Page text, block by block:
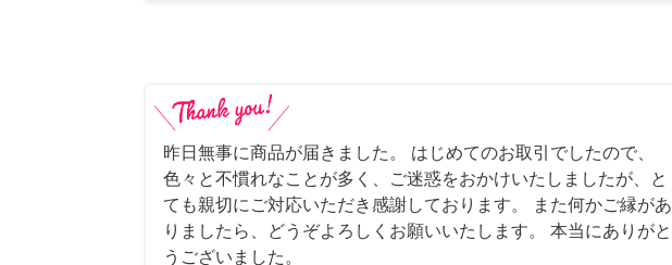
昨日無事に商品が届きました。 はじめてのお取引でしたので、
色々と不慣れなことが多く、ご迷惑をおかけいたしましたが、と
ても親切にご対応いただき感謝しております。 また何かご縁があ
りましたら、どうぞよろしくお願いいたします。 本当にありがと
うございました。